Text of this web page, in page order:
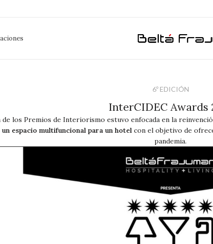
6º EDICIÓN
InterCIDEC Awards
de los Premios de Interiorismo estuvo enfocada en la
un espacio multifuncional para un hotel con el objetivo de
pandemia.